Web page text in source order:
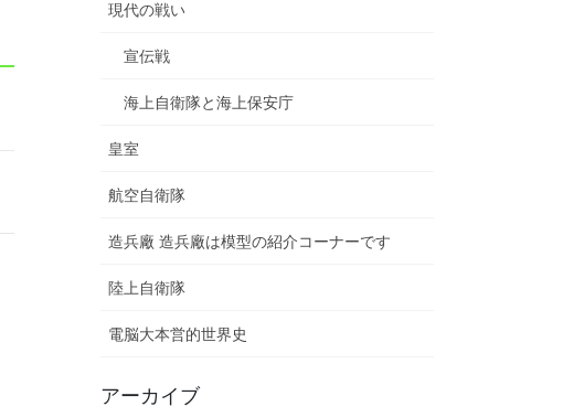
現代の戦い
宣伝戦
海上自衛隊と海上保安庁
皇室
航空自衛隊
造兵廠 造兵廠は模型の紹介コーナーです
陸上自衛隊
電脳大本営的世界史
アーカイブ